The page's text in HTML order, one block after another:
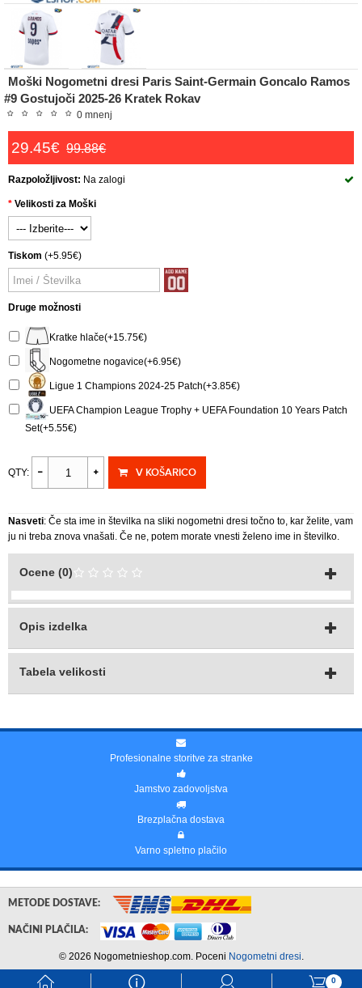
Moški Nogometni dresi Paris Saint-Germain Goncalo Ramos
#9 Gostujoči 2025-26 Kratek Rokav
0 mnenj
29.45€ 99.88€
Razpoložljivost: Na zalogi
Velikosti za Moški
Tiskom (+5.95€)
Druge možnosti
Kratke hlače(+15.75€)
Nogometne nogavice(+6.95€)
Ligue 1 Champions 2024-25 Patch(+3.85€)
UEFA Champion League Trophy + UEFA Foundation 10 Years Patch
Set(+5.55€)
QTY: V KOŠARICO
Nasveti: Če sta ime in številka na sliki nogometni dresi točno to, kar želite, vam
ju ni treba znova vnašati. Če ne, potem morate vnesti želeno ime in številko.
Ocene (0)
Opis izdelka
Tabela velikosti
Profesionalne storitve za stranke
Jamstvo zadovoljstva
Brezplačna dostava
Varno spletno plačilo
󰃱 󰈢 󰃳 0
󰃦
METODE DOSTAVE:
NAČINI PLAČILA:
© 2026 Nogometnieshop.com. Poceni Nogometni dresi.